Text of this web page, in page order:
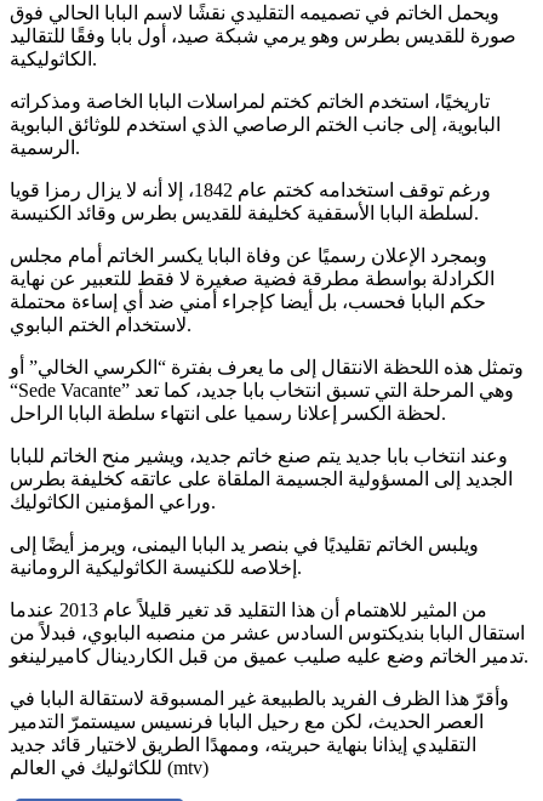
ويحمل الخاتم في تصميمه التقليدي نقشًا لاسم البابا الحالي فوق
صورة للقديس بطرس وهو يرمي شبكة صيد، أول بابا وفقًا للتقاليد
الكاثوليكية.
تاريخيًا، استخدم الخاتم كختم لمراسلات البابا الخاصة ومذكراته
البابوية، إلى جانب الختم الرصاصي الذي استخدم للوثائق البابوية
الرسمية.
ورغم توقف استخدامه كختم عام 1842، إلا أنه لا يزال رمزا قويا
لسلطة البابا الأسقفية كخليفة للقديس بطرس وقائد الكنيسة.
وبمجرد الإعلان رسميًا عن وفاة البابا يكسر الخاتم أمام مجلس
الكرادلة بواسطة مطرقة فضية صغيرة لا فقط للتعبير عن نهاية
حكم البابا فحسب، بل أيضا كإجراء أمني ضد أي إساءة محتملة
لاستخدام الختم البابوي.
وتمثل هذه اللحظة الانتقال إلى ما يعرف بفترة “الكرسي الخالي” أو
“Sede Vacante” وهي المرحلة التي تسبق انتخاب بابا جديد، كما تعد
لحظة الكسر إعلانا رسميا على انتهاء سلطة البابا الراحل.
وعند انتخاب بابا جديد يتم صنع خاتم جديد، ويشير منح الخاتم للبابا
الجديد إلى المسؤولية الجسيمة الملقاة على عاتقه كخليفة بطرس
وراعي المؤمنين الكاثوليك.
ويلبس الخاتم تقليديًا في بنصر يد البابا اليمنى، ويرمز أيضًا إلى
إخلاصه للكنيسة الكاثوليكية الرومانية.
من المثير للاهتمام أن هذا التقليد قد تغير قليلاً عام 2013 عندما
استقال البابا بنديكتوس السادس عشر من منصبه البابوي، فبدلاً من
تدمير الخاتم وضع عليه صليب عميق من قبل الكاردينال كاميرلينغو.
وأقرّ هذا الظرف الفريد بالطبيعة غير المسبوقة لاستقالة البابا في
العصر الحديث، لكن مع رحيل البابا فرنسيس سيستمرّ التدمير
التقليدي إيذانا بنهاية حبريته، وممهدًا الطريق لاختيار قائد جديد
للكاثوليك في العالم (mtv)